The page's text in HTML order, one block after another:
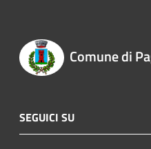
Comune di
SEGUICI SU